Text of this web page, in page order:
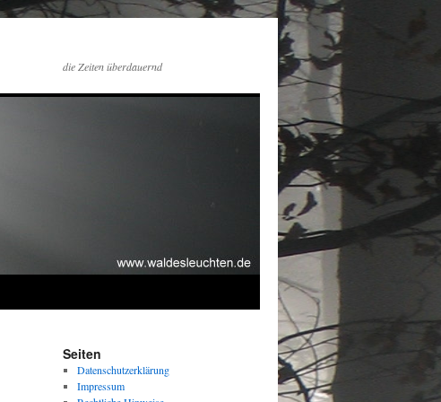
die Zeiten überdauernd
Seiten
Datenschutzerklärung
Impressum